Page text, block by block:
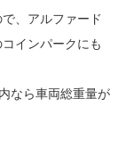
、アルファード
インパークにも
なら車両総重量が